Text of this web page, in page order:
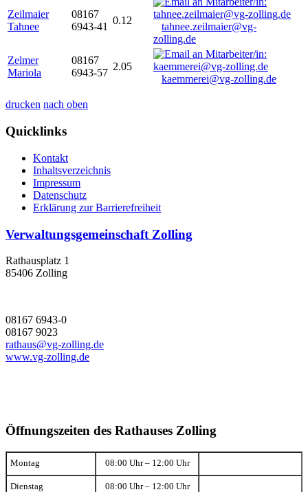
Zeilmaier
Tahnee
08167
6943-41
0.12
tahnee.zeilmaier@vg-
zolling.de
Zelmer
Mariola
08167
6943-57
2.05
kaemmerei@vg-zolling.de
drucken nach oben
Quicklinks
Kontakt
Inhaltsverzeichnis
Impressum
Datenschutz
Erklärung zur Barrierefreiheit
Verwaltungsgemeinschaft Zolling
Rathausplatz 1
85406 Zolling
08167 6943-0
08167 9023
rathaus@vg-zolling.de
www.vg-zolling.de
Öffnungszeiten des Rathauses Zolling
Montag 08:00 Uhr – 12:00 Uhr
Dienstag 08:00 Uhr – 12:00 Uhr